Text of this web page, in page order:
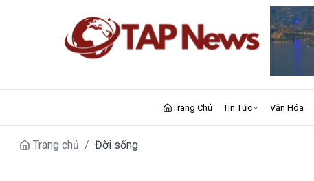
Trang Chủ Tin Tức Văn Hóa
Trang chủ / Đời sống